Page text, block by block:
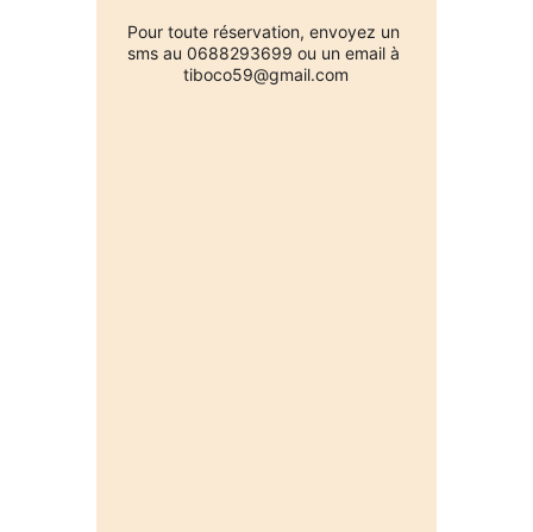
Pour toute réservation, envoyez un
sms au 0688293699 ou un email à
tiboco59@gmail.com